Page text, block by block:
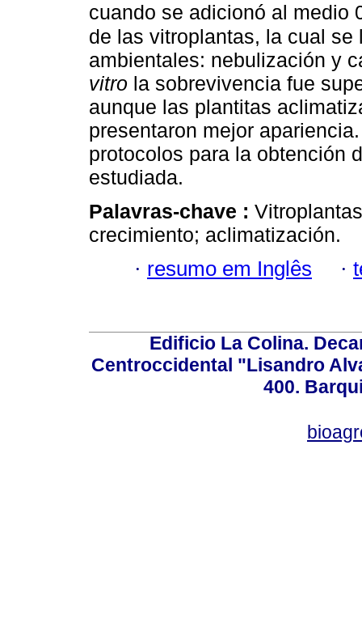
cuando se adicionó al medio
de las vitroplantas, la cual
ambientales: nebulización y
vitro la sobrevivencia fue
aunque las plantitas
presentaron mejor
protocolos para la obtención
estudiada.
Palavras-chave :
crecimiento; aclimatización.
· resumo em Inglês ·
Edificio La Colina.
Centroccidental "Lisandro
400.